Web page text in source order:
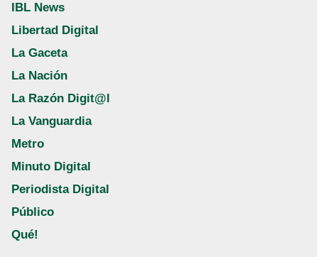
IBL News
Libertad Digital
La Gaceta
La Nación
La Razón Digit@l
La Vanguardia
Metro
Minuto Digital
Periodista Digital
Público
Qué!